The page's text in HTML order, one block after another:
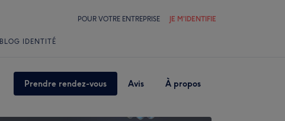
POUR VOTRE ENTREPRISE JE M'IDENTIFIE
IDENTITÉ
Prendre rendez-vous Avis À propos